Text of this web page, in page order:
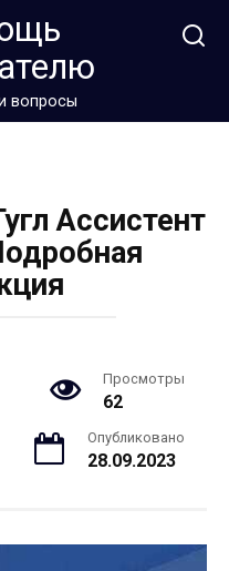
вопросы
Ассистент
Просмотры
62
Опубликовано
28.09.2023